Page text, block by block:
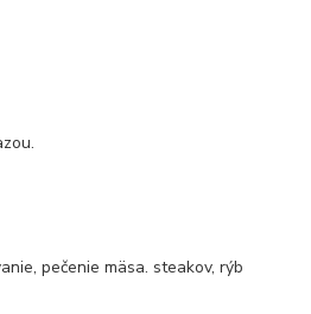
pečenie mäsa. steakov, rýb